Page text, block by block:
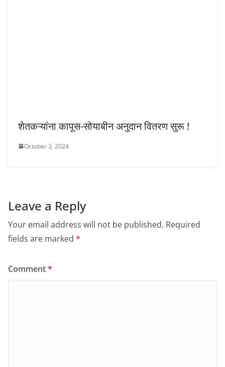
शेतकऱ्यांना कापूस-सोयाबीन अनुदान वितरण सुरू !
October 3, 2024
Leave a Reply
Your email address will not be published. Required
fields are marked *
Comment*